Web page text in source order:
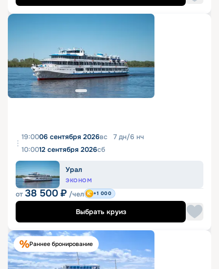
19:0006 сентября 2026вс 7 дн/6 нч
10:0012 сентября 2026сб
Урал
ЭКОНОМ
от 38 500 ₽ /чел +1 000
Выбрать круиз
Раннее бронирование